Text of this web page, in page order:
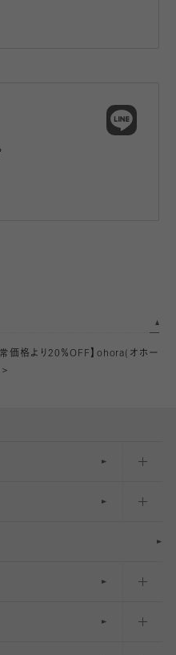
常価格より20％OFF】ohora(オホー
下
（深め）
（ふつう）
（浅め）
手タイツ）